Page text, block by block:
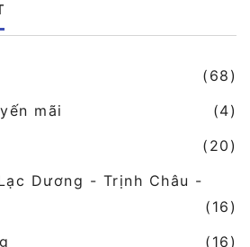
(68)
mãi
(4)
(20)
Dương - Trịnh Châu -
(16)
(16)